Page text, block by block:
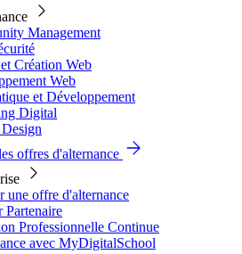
Management
Création Web
Web
et Développement
Digital
offres d'alternance
une offre d'alternance
Partenaire
Professionnelle Continue
avec MyDigitalSchool